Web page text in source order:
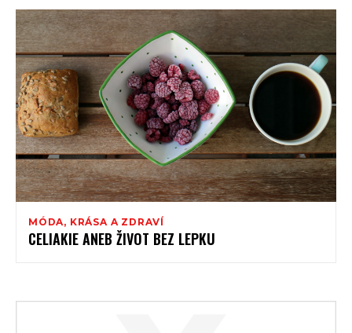
MÓDA, KRÁSA A ZDRAVÍ
CELIAKIE ANEB ŽIVOT BEZ LEPKU